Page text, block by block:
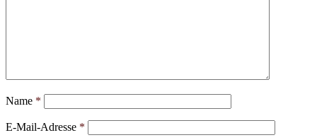
Name *
E-Mail-Adresse *